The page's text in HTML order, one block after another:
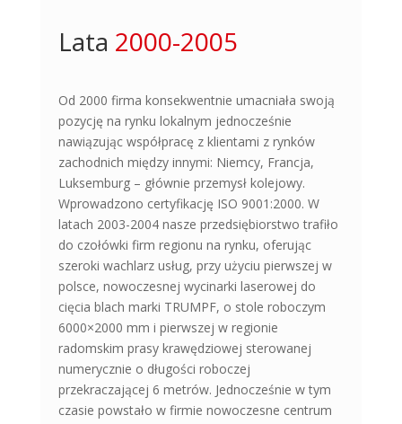
Lata 2000-2005
Od 2000 firma konsekwentnie umacniała swoją
pozycję na rynku lokalnym jednocześnie
nawiązując współpracę z klientami z rynków
zachodnich między innymi: Niemcy, Francja,
Luksemburg – głównie przemysł kolejowy.
Wprowadzono certyfikację ISO 9001:2000. W
latach 2003-2004 nasze przedsiębiorstwo trafiło
do czołówki firm regionu na rynku, oferując
szeroki wachlarz usług, przy użyciu pierwszej w
polsce, nowoczesnej wycinarki laserowej do
cięcia blach marki TRUMPF, o stole roboczym
6000×2000 mm i pierwszej w regionie
radomskim prasy krawędziowej sterowanej
numerycznie o długości roboczej
przekraczającej 6 metrów. Jednocześnie w tym
czasie powstało w firmie nowoczesne centrum